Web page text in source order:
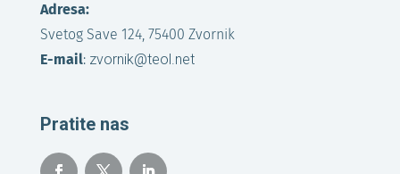
Adresa:
Svetog Save 124, 75400 Zvornik
E-mail: zvornik@teol.net
Pratite nas